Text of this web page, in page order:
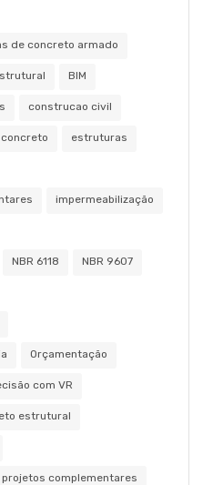
de concreto armado
BIM
construcao civil
estruturas
impermeabilização
NBR 6118 NBR 9607
Orçamentação
com VR
estrutural
projetos complementares